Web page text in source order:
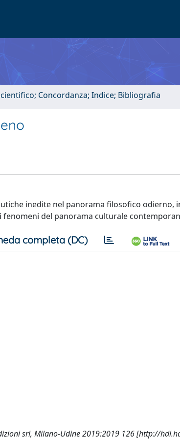
Concordanza; Indice; Bibliografia
inedite nel panorama filosofico odierno,
del panorama culturale
completa (DC)
srl, Milano-Udine 2019:2019 126 [http://